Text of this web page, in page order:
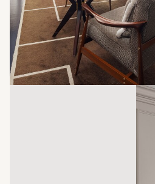
s'ouvre dans un nouvel